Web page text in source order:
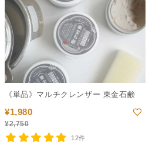
《単品》マルチクレンザー 東金石鹸
¥1,980
¥2,750
12件